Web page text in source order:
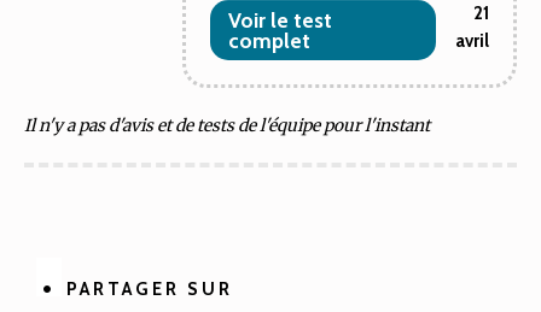
Voir le test
complet
21
avril
Il n'y a pas d'avis et de tests de l'équipe pour l'instant
PARTAGER SUR